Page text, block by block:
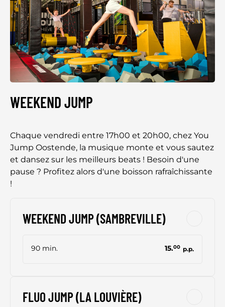
WEEKEND JUMP
Chaque vendredi entre 17h00 et 20h00, chez You
Jump Oostende, la musique monte et vous sautez
et dansez sur les meilleurs beats ! Besoin d'une
pause ? Profitez alors d'une boisson rafraîchissante
!
WEEKEND JUMP (SAMBREVILLE)
90 min. 15.00 p.p.
FLUO JUMP (LA LOUVIÈRE)